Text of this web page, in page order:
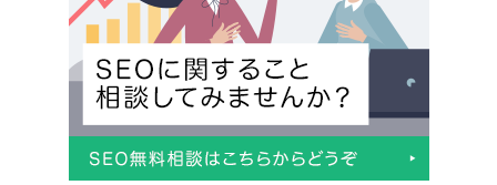
047-114-3111 平日AM9:30~PM8:00
無料相談・
お問い合わせ
サイトSEO診断
申し込み